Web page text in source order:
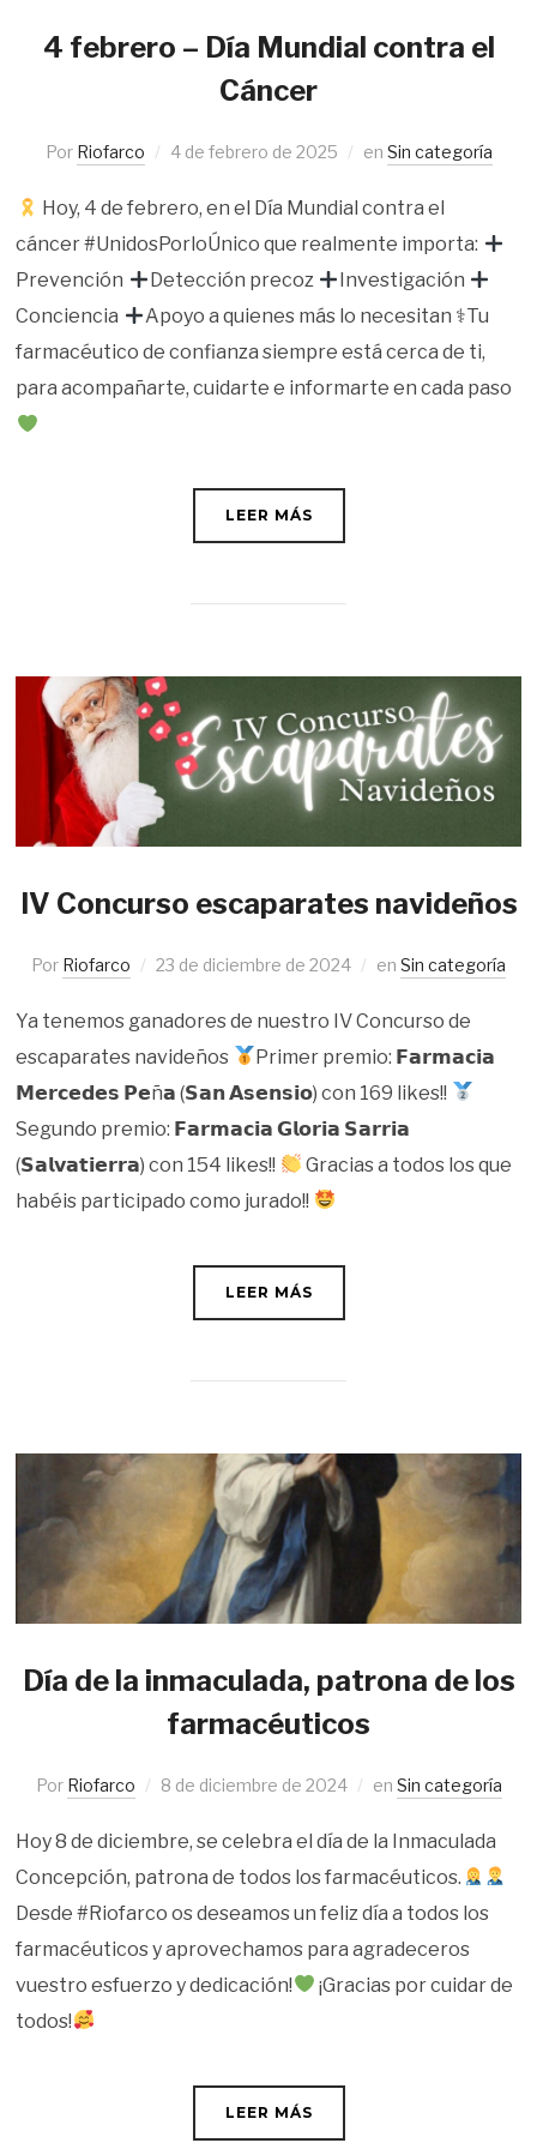
4 febrero – Día Mundial contra el
Cáncer
Por Riofarco 4 de febrero de 2025 en Sin categoría
Hoy, 4 de febrero, en el Día Mundial contra el
cáncer #UnidosPorloÚnico que realmente importa:
Prevención
Detección precoz
Investigación
Conciencia
Apoyo a quienes más lo necesitan ⚕Tu
farmacéutico de confianza siempre está cerca de ti,
para acompañarte, cuidarte e informarte en cada paso
LEER MÁS
IV Concurso escaparates navideños
Por Riofarco 23 de diciembre de 2024 en Sin categoría
Ya tenemos ganadores de nuestro IV Concurso de
escaparates navideños
Primer premio: 𝗙𝗮𝗿𝗺𝗮𝗰𝗶𝗮
𝗠𝗲𝗿𝗰𝗲𝗱𝗲𝘀 𝗣𝗲ñ𝗮 (𝗦𝗮𝗻 𝗔𝘀𝗲𝗻𝘀𝗶𝗼) con 169 likes!!
Segundo premio: 𝗙𝗮𝗿𝗺𝗮𝗰𝗶𝗮 𝗚𝗹𝗼𝗿𝗶𝗮 𝗦𝗮𝗿𝗿𝗶𝗮
(𝗦𝗮𝗹𝘃𝗮𝘁𝗶𝗲𝗿𝗿𝗮) con 154 likes!!
Gracias a todos los que
habéis participado como jurado!!
LEER MÁS
Día de la inmaculada, patrona de los
farmacéuticos
Por Riofarco 8 de diciembre de 2024 en Sin categoría
Hoy 8 de diciembre, se celebra el día de la Inmaculada
Concepción, patrona de todos los farmacéuticos.
Desde #Riofarco os deseamos un feliz día a todos los
farmacéuticos y aprovechamos para agradeceros
vuestro esfuerzo y dedicación!
¡Gracias por cuidar de
todos!
LEER MÁS